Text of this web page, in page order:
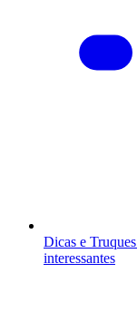
Dicas e Truques
interessantes